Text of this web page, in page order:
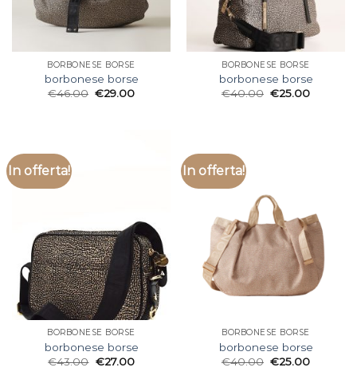
BORBONESE BORSE
borbonese borse
€46.00 €29.00
BORBONESE BORSE
borbonese borse
€40.00 €25.00
In offerta!
BORBONESE BORSE
borbonese borse
€43.00 €27.00
In offerta!
BORBONESE BORSE
borbonese borse
€40.00 €25.00